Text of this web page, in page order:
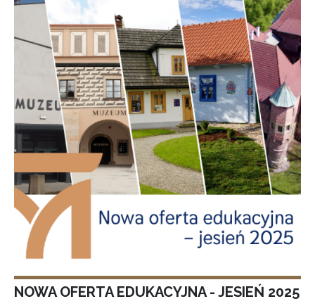
NOWA OFERTA EDUKACYJNA - JESIEŃ 2025